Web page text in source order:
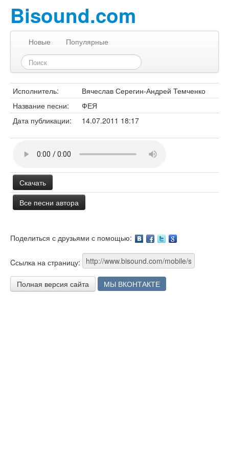
Bisound.com
Новые Популярные
Исполнитель:
Вячеслав Серегин-Андрей Темченко
Название песни:
ФЕЯ
Дата публикации:
14.07.2011 18:17
Скачать
Все песни автора
Поделиться с друзьями с помощью:
Cсылка на страницу:
Полная версия сайта МЫ ВКОНТАКТЕ